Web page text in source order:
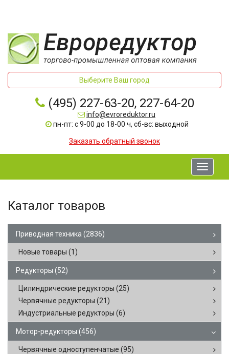
Выберите Ваш город
(495) 227-63-20, 227-64-20
info@evroreduktor.ru
пн-пт: с 9-00 до 18-00 ч, сб-вс: выходной
Заказать обратный звонок
Toggle
Каталог товаров
Приводная техника (2836)
Новые товары (1)
Редукторы (52)
Цилиндрические редукторы (25)
Червячные редукторы (21)
Индустриальные редукторы (6)
Мотор-редукторы (456)
Червячные одноступенчатые (95)